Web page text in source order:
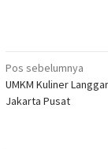
Navigasi
pos
Pos sebelumnya
UMKM Kuliner
Jakarta Pusat